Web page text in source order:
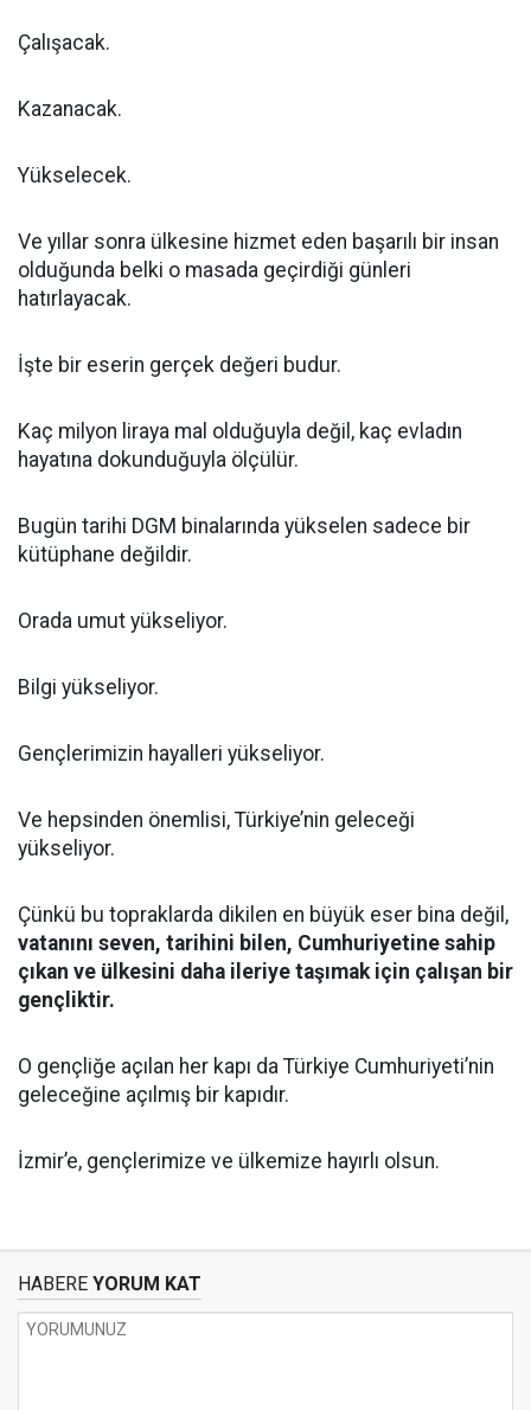
Çalışacak.
Kazanacak.
Yükselecek.
Ve yıllar sonra ülkesine hizmet eden başarılı bir insan
olduğunda belki o masada geçirdiği günleri
hatırlayacak.
İşte bir eserin gerçek değeri budur.
Kaç milyon liraya mal olduğuyla değil, kaç evladın
hayatına dokunduğuyla ölçülür.
Bugün tarihi DGM binalarında yükselen sadece bir
kütüphane değildir.
Orada umut yükseliyor.
Bilgi yükseliyor.
Gençlerimizin hayalleri yükseliyor.
Ve hepsinden önemlisi, Türkiye’nin geleceği
yükseliyor.
Çünkü bu topraklarda dikilen en büyük eser bina değil,
vatanını seven, tarihini bilen, Cumhuriyetine sahip
çıkan ve ülkesini daha ileriye taşımak için çalışan bir
gençliktir.
O gençliğe açılan her kapı da Türkiye Cumhuriyeti’nin
geleceğine açılmış bir kapıdır.
İzmir’e, gençlerimize ve ülkemize hayırlı olsun.
HABERE YORUM KAT